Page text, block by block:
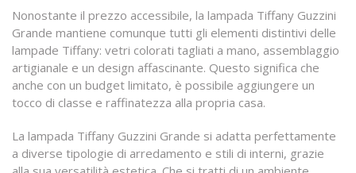
Nonostante il prezzo accessibile, la lampada Tiffany Guzzini
Grande mantiene comunque tutti gli elementi distintivi delle
lampade Tiffany: vetri colorati tagliati a mano, assemblaggio
artigianale e un design affascinante. Questo significa che
anche con un budget limitato, è possibile aggiungere un
tocco di classe e raffinatezza alla propria casa.
La lampada Tiffany Guzzini Grande si adatta perfettamente
a diverse tipologie di arredamento e stili di interni, grazie